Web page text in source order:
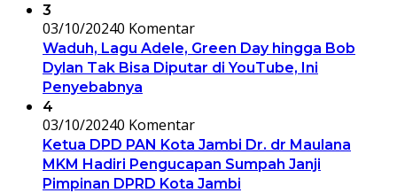
3
03/10/20240 Komentar
Waduh, Lagu Adele, Green Day hingga Bob
Dylan Tak Bisa Diputar di YouTube, Ini
Penyebabnya
4
03/10/20240 Komentar
Ketua DPD PAN Kota Jambi Dr. dr Maulana
MKM Hadiri Pengucapan Sumpah Janji
Pimpinan DPRD Kota Jambi